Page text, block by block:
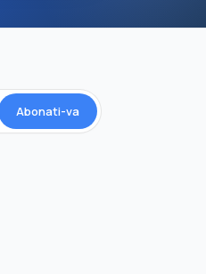
Abonati-va